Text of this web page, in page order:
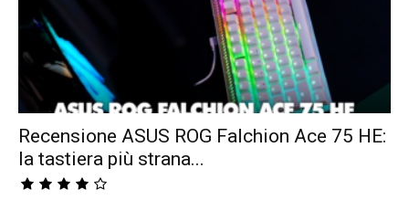
Recensione ASUS ROG Falchion Ace 75 HE:
la tastiera più strana...